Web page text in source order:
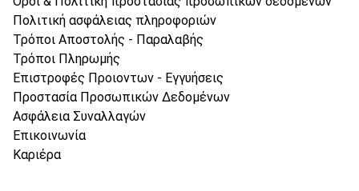
Πολιτική ασφάλειας πληροφοριών
Τρόποι Αποστολής - Παραλαβής
Τρόποι Πληρωμής
Επιστροφές Προιοντων - Εγγυήσεις
Προστασία Προσωπικών Δεδομένων
Ασφάλεια Συναλλαγών
Επικοινωνία
Καριέρα